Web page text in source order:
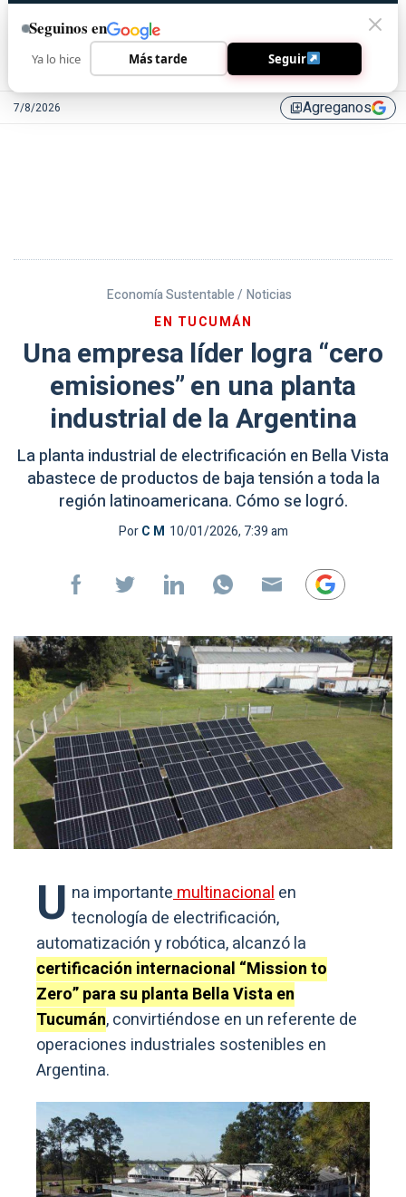
7/8/2026 library_addAgreganos
Economía Sustentable / Noticias
EN TUCUMÁN
Una empresa líder logra “cero
emisiones” en una planta
industrial de la Argentina
La planta industrial de electrificación en Bella Vista
abastece de productos de baja tensión a toda la
región latinoamericana. Cómo se logró.
PorC M 10/01/2026, 7:39 am
U na importantemultinacionalen
tecnología de electrificación,
automatización y robótica, alcanzó la
certificación internacional “Mission to
Zero” para su planta Bella Vista en
Tucumán, convirtiéndose en un referente de
operaciones industriales sostenibles en
Argentina.
Seguinos en
Ya lo hice Más tarde Seguir